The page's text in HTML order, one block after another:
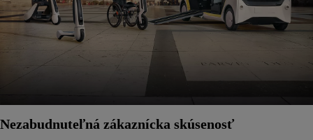
Nezabudnuteľná zákaznícka skúsenosť